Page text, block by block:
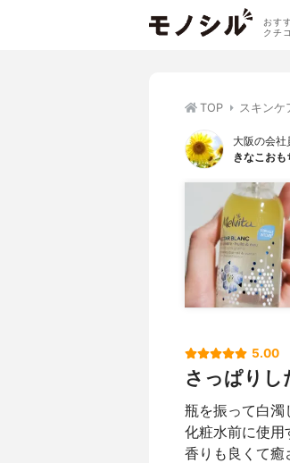
おす
クチ
TOP スキンケ
大阪の会社
きなこおも
5.00
さっぱりし
瓶を振って白濁
化粧水前に使用
香りも良くて癒